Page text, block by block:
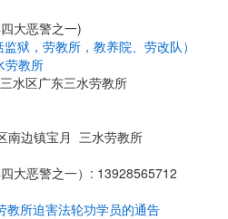
大恶警之一)
狱，劳教所，教养院、劳改队）
劳教所
水区广东三水劳教所
南边镇宝月 三水劳教所
大恶警之一）: 13928565712
教所迫害法轮功学员的通告